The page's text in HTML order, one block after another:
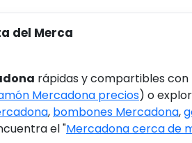
del Merca
rápidas y compartibles con
Mercadona precios) o
, bombones Mercadona,
el "Mercadona cerca de